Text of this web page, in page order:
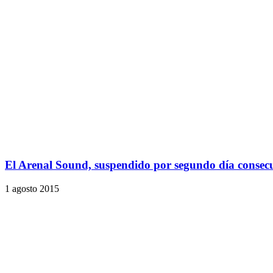
El Arenal Sound, suspendido por segundo día
1 agosto 2015